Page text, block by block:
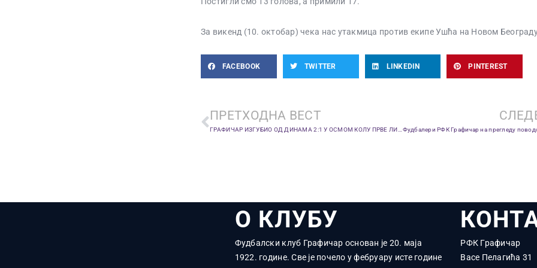
За викенд (10. октобар) чека нас утакмица против екипе Ушћа на Новом
FACEBOOK TWITTER LINKEDIN PINTEREST
ПРЕТХОДНА ВЕСТ
О КЛУБУ
Фудбалски клуб Графичар основан је 20. маја
1922. године. Све је почело у фебруару исте године
РФК Графичар
Васе Пелагића 31